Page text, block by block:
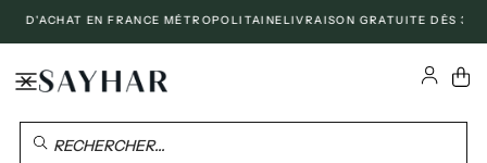
PASSER
CONTENU
EN FRANCE MÉTROPOLITAINELIVRAISON GRATUITE DÈS 300€
RECHERCHER...